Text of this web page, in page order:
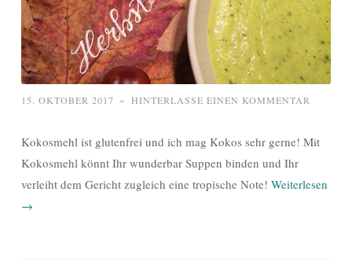
15. OKTOBER 2017 ~ HINTERLASSE EINEN KOMMENTAR
Kokosmehl ist glutenfrei und ich mag Kokos sehr gerne! Mit
Kokosmehl könnt Ihr wunderbar Suppen binden und Ihr
verleiht dem Gericht zugleich eine tropische Note! Weiterlesen
→